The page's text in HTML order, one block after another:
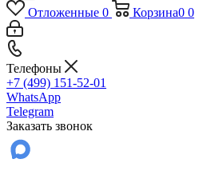
Отложенные 0 Корзина0 0
Телефоны
+7 (499) 151-52-01
WhatsApp
Telegram
Заказать звонок